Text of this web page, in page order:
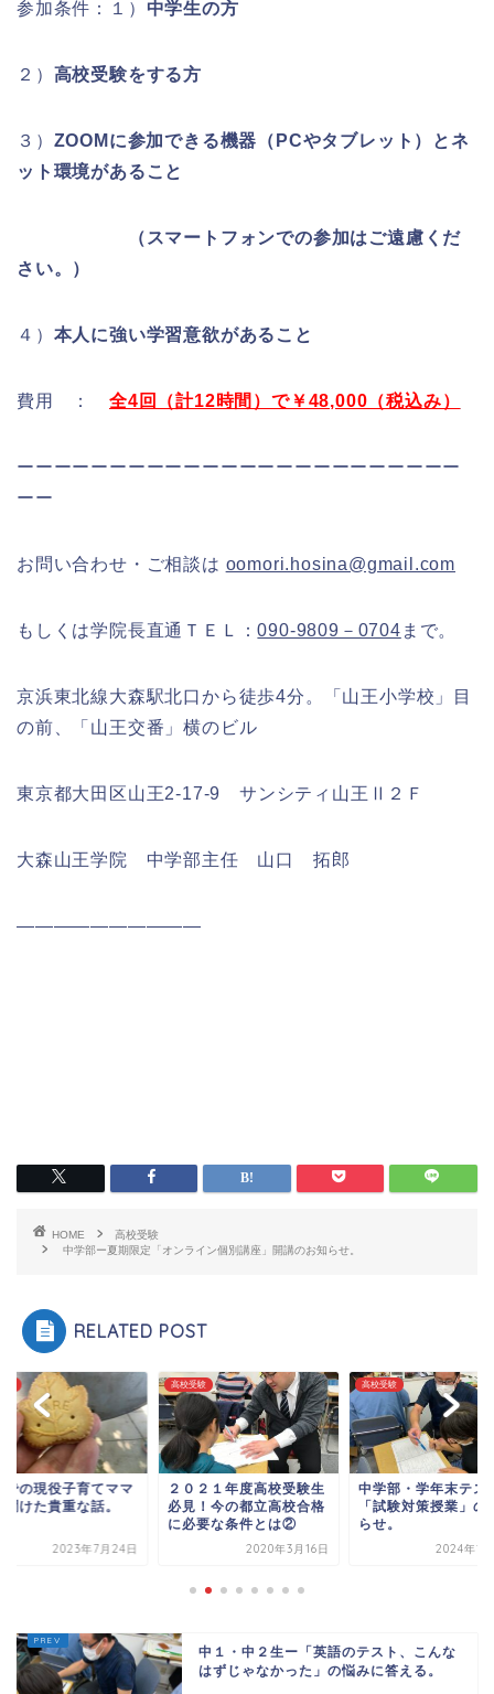
参加条件：１） 中学生の方
２） 高校受験をする方
３） ZOOMに参加できる機器（PCやタブレット）とネ
ット環境があること
（スマートフォンでの参加はご遠慮くだ
さい。）
４） 本人に強い学習意欲があること
費用 ： 全4回（計12時間）で￥48,000（税込み）
ーーーーーーーーーーーーーーーーーーーーーーーー
ーー
お問い合わせ・ご相談は oomori.hosina@gmail.com
もしくは学院長直通ＴＥＬ：090-9809－0704 まで。
京浜東北線大森駅北口から徒歩4分。「山王小学校」目
の前、「山王交番」横のビル
東京都大田区山王2‐17‐9 サンシティ山王Ⅱ２Ｆ
大森山王学院 中学部主任 山口 拓郎
――――――――――
HOME
高校受験
中学部ー夏期限定「オンライン個別講座」開講のお知らせ。
RELATED POST
での現役子育てママ
聞けた貴重な話。
2023年7月24日
高校受験
２０２１年度高校受験生
必見！今の都立高校合格
に必要な条件とは②
2020年3月16日
高校受験
中学部・学年末テス
「試験対策授業」の
らせ。
2024年1
中１・中２生ー「英語のテスト、こんな
はずじゃなかった」の悩みに答える。